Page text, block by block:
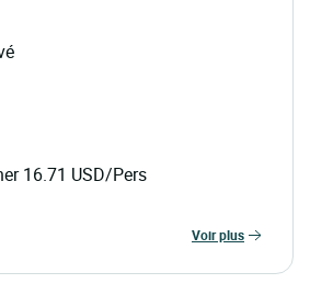
16.71 USD/Pers
voir plus